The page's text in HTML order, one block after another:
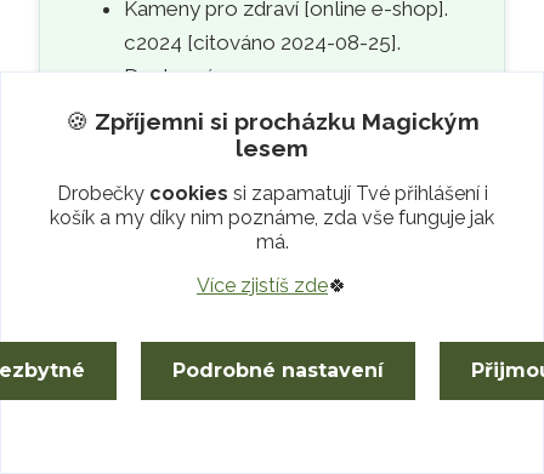
Kameny pro zdraví [online e-shop].
c2024 [citováno 2024-08-25].
Dostupné z:
https://www.kamenyprozdravi.cz
Korálky KATLAS [online e-shop].
Dostupné z:https://koralkykatlas.cz
KREPERÁT, Josef Pavel.
drahých kamenů a jejich vliv na naše
2003. ISBN 80-7296-020-2.
Monsterance: ateliér drátovaného
🍪 Zpříjemni si procházku Magickým
lesem
Drobečky cookies si zapamatují Tvé přihlášení i
košík a my díky nim poznáme, zda vše funguje jak
má.
Více zjistíš zde🍀
Podrobné nastavení